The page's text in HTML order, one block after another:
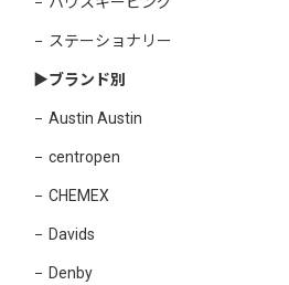
ステーショナリー
▶︎ブランド別
Austin Austin
centropen
CHEMEX
Davids
Denby